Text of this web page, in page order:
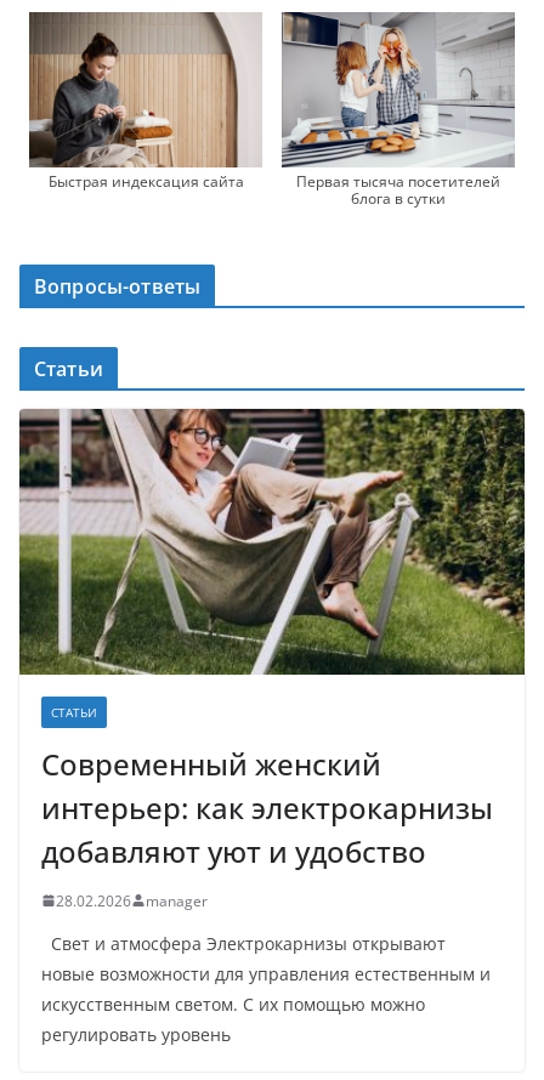
Быстрая индексация сайта
Первая тысяча посетителей
блога в сутки
Вопросы-ответы
Статьи
СТАТЬИ
Современный женский
интерьер: как электрокарнизы
добавляют уют и удобство
28.02.2026 manager
Свет и атмосфера Электрокарнизы открывают
новые возможности для управления естественным и
искусственным светом. С их помощью можно
регулировать уровень